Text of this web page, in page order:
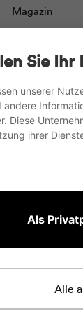
Sie Ihr
unserer
Diese
ihrer
Als
Alle
Magazin
Uni et la